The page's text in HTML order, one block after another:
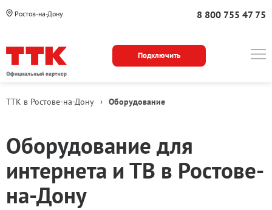
Ростов-на-Дону 8 800 755 47 75
Подключить
ТТК в Ростове-на-Дону › Оборудование
Оборудование для
интернета и ТВ в Ростове-
на-Дону
Wi-
Fi
роутер